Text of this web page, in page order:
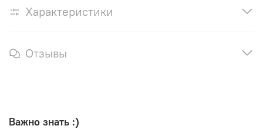
Характеристики
Отзывы
Важно знать :)